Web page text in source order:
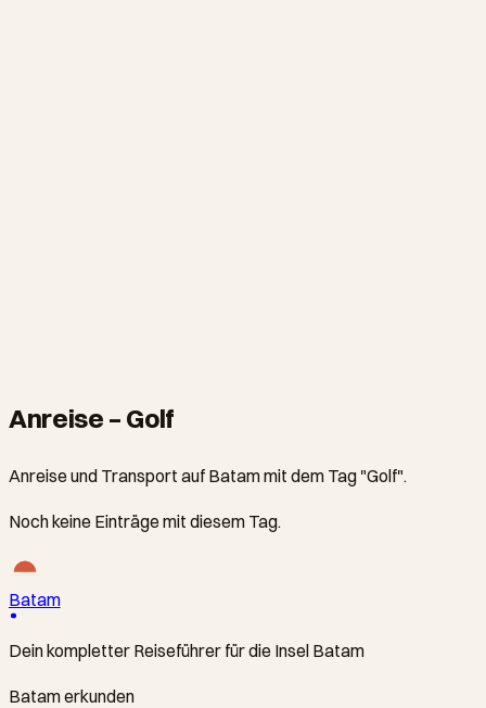
Anreise – Golf
Anreise und Transport auf Batam mit dem Tag "Golf".
Noch keine Einträge mit diesem Tag.
Batam
Dein kompletter Reiseführer für die Insel Batam
Batam erkunden